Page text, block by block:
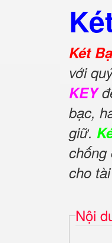
Két
với
KEY
bạc,
giữ.
chống
cho
Nội